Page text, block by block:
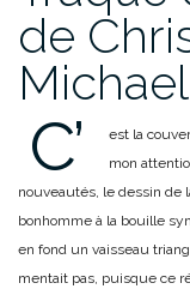
de
C’
est la
mon
nouveautés, le dessin de
bonhomme à la bouille
en fond un vaisseau
mentait pas, puisque ce